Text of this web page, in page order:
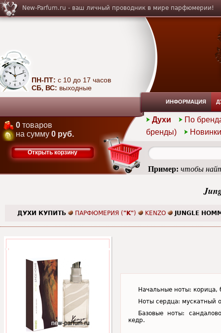
ДУХИ КУПИТЬ ПАРФЮМЕРИЯ ( "K") KENZO JUNGLE
Начальные ноты: корица,
Ноты сердца: мускатный
Базовые ноты:
кедр.
New-Parfum.ru - ваш личный проводник в мире парфюмерии!
ПН-ПТ: с 10 до 17 часов
СБ, ВС: выходные
ИНФОРМАЦИЯ
Духи
По
бренды)
Новинки
0 товаров
на сумму 0 руб.
Открыть корзину
Пример: чтобы